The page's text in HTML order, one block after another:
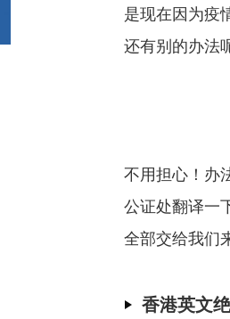
是现在因为疫
还有别的办法
不用担心！办
公证处翻译一
全部交给我们
香港英文